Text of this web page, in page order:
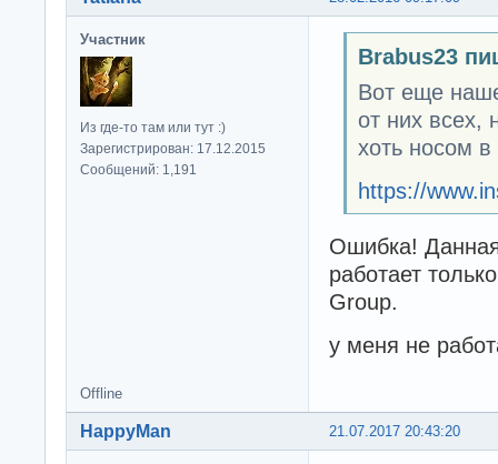
Участник
Из где-то там или тут :)
Зарегистрирован: 17.12.2015
Сообщений: 1,191
Brabus23
Вот еще
от них всех,
хоть носом
https://
Ошибка!
работает
Group.
у меня не
Offline
21.07.2017 20:43:20
HappyMan